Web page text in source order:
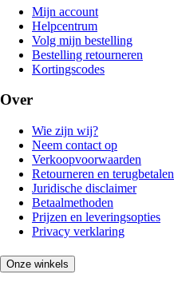
Mijn account
Helpcentrum
Volg mijn bestelling
Bestelling retourneren
Kortingscodes
Over
Wie zijn wij?
Neem contact op
Verkoopvoorwaarden
Retourneren en terugbetalen
Juridische disclaimer
Betaalmethoden
Prijzen en leveringsopties
Privacy verklaring
Onze winkels